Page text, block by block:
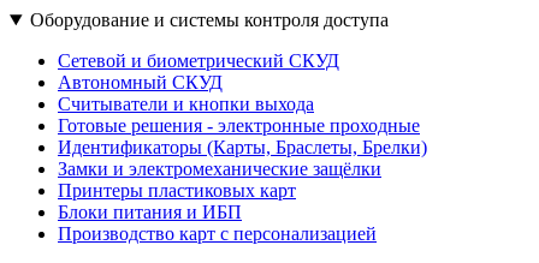
Оборудование и системы контроля доступа
Сетевой и биометрический СКУД
Автономный СКУД
Считыватели и кнопки выхода
Готовые решения - электронные проходные
Идентификаторы (Карты, Браслеты, Брелки)
Замки и электромеханические защёлки
Принтеры пластиковых карт
Блоки питания и ИБП
Производство карт с персонализацией